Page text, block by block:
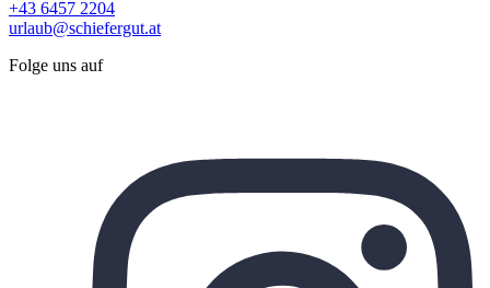
+43 6457 2204
urlaub@schiefergut.at
Folge uns auf